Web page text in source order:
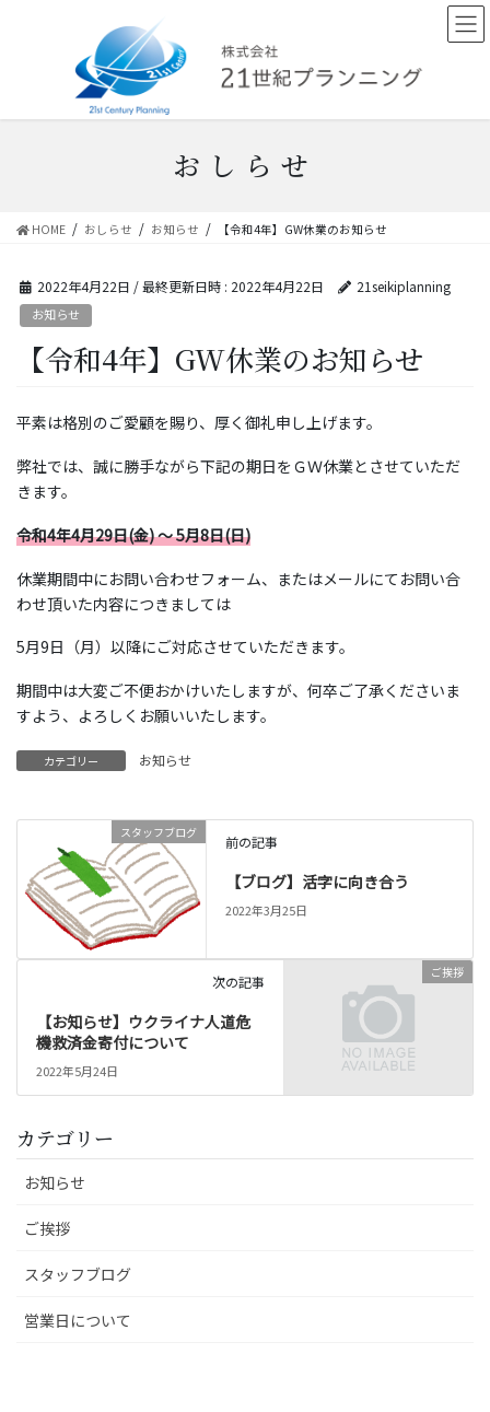
へ
ョ
おしらせ
HOME おしらせ お知らせ 【令和4年】GW休業のお知らせ
2022年4月22日 / 最終更新日時 : 2022年4月22日 21seikiplanning
お知らせ
【令和4年】GW休業のお知らせ
平素は格別のご愛顧を賜り、厚く御礼申し上げます。
弊社では、誠に勝手ながら下記の期日をＧＷ休業とさせていただ
きます。
令和4年4月29日(金) ～ 5月8日(日)
休業期間中にお問い合わせフォーム、またはメールにてお問い合
わせ頂いた内容につきましては
5月9日（月）以降にご対応させていただきます。
期間中は大変ご不便おかけいたしますが、何卒ご了承くださいま
すよう、よろしくお願いいたします。
カテゴリー お知らせ
スタッフブログ
前の記事
【ブログ】活字に向き合う
2022年3月25日
ご挨拶
次の記事
【お知らせ】ウクライナ人道危
機救済金寄付について
2022年5月24日
カテゴリー
お知らせ
ご挨拶
スタッフブログ
営業日について